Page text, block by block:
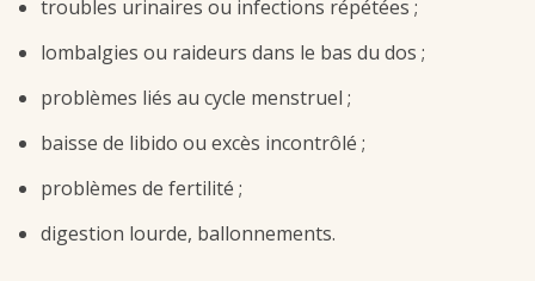
troubles urinaires ou infections répétées ;
lombalgies ou raideurs dans le bas du dos ;
problèmes liés au cycle menstruel ;
baisse de libido ou excès incontrôlé ;
problèmes de fertilité ;
digestion lourde, ballonnements.